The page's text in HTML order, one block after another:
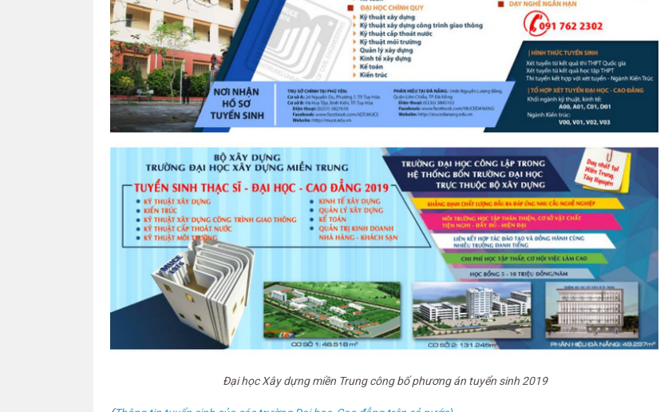
Đại học Xây dựng miền Trung công bố phương án tuyển sinh 2019